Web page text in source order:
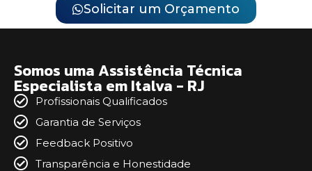
Solicitar um Orçamento
Somos uma Assistência Técnica
Especialista em Italva - RJ
Profissionais Qualificados
Garantia de Serviços
Feedback Positivo
Transparência e Honestidade